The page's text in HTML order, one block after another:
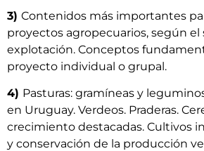
3) Contenidos más importantes
proyectos agropecuarios, según el
explotación. Conceptos
proyecto individual o grupal.
4) Pasturas: gramíneas y
en Uruguay. Verdeos. Praderas.
crecimiento destacadas. Cultivos
y conservación de la producción